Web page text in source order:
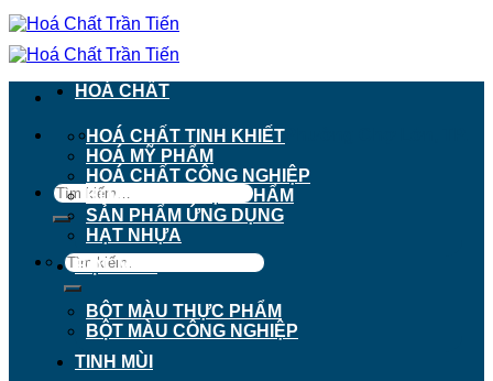
Chuyển
đến
nội
911 - 913 Nguyễn Trãi, Phường Chợ Lớn, TP.
Hồ Chí Minh
Tìm
kiếm:
Tìm
kiếm:
HOÁ CHẤT
HOÁ CHẤT TINH KHIẾT
HOÁ MỸ PHẨM
HOÁ CHẤT CÔNG NGHIỆP
HOÁ CHẤT THỰC PHẨM
SẢN PHẨM ỨNG DỤNG
HẠT NHỰA
BỘT MÀU
BỘT MÀU THỰC PHẨM
BỘT MÀU CÔNG NGHIỆP
TINH MÙI